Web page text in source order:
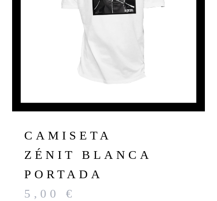
CAMISETA
ZÉNIT BLANCA
PORTADA
5,00 €